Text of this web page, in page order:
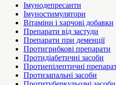
Імунодепресанти
Імуностимулятори
Вітаміни і харчові добавки
Препарати від застуди
Препарати при деменції
Протигрибкові препарати
Протидіабетичні засоби
Протиепілептичні
Протизапальні засоби